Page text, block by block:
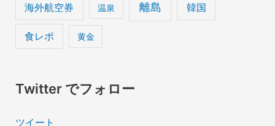
海外航空券 温泉 離島 韓国
食レポ 黄金
Twitter でフォロー
ツイート